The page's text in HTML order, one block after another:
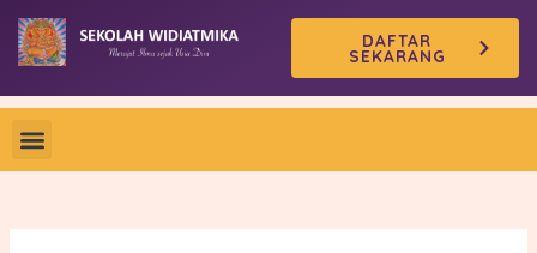
Skip
content
DAFTAR
SEKARANG